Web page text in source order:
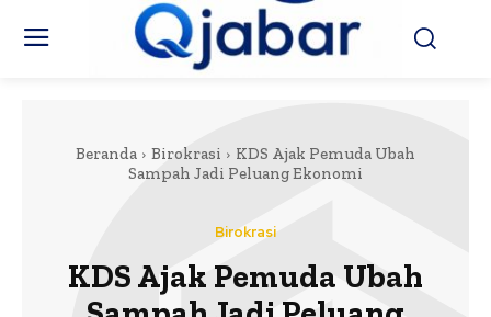
Beranda Birokrasi
KDS Ajak Pemuda Ubah
Sampah Jadi Peluang Ekonomi
Birokrasi
KDS Ajak Pemuda Ubah